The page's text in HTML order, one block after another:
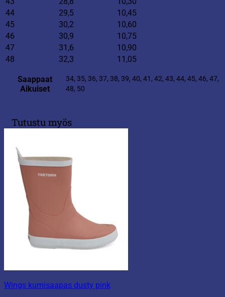
44
29,5
10,45
45
30,2
10,60
46
30,9
10,75
47
31,6
10,90
48
32,3 11,05
Saappaat
Aikuiset
34, 35, 36, 37, 38, 39, 40, 41, 42, 43, 44, 45, 46, 47,
48, 50
Tutustu myös
Wings kumisaapas dusty pink